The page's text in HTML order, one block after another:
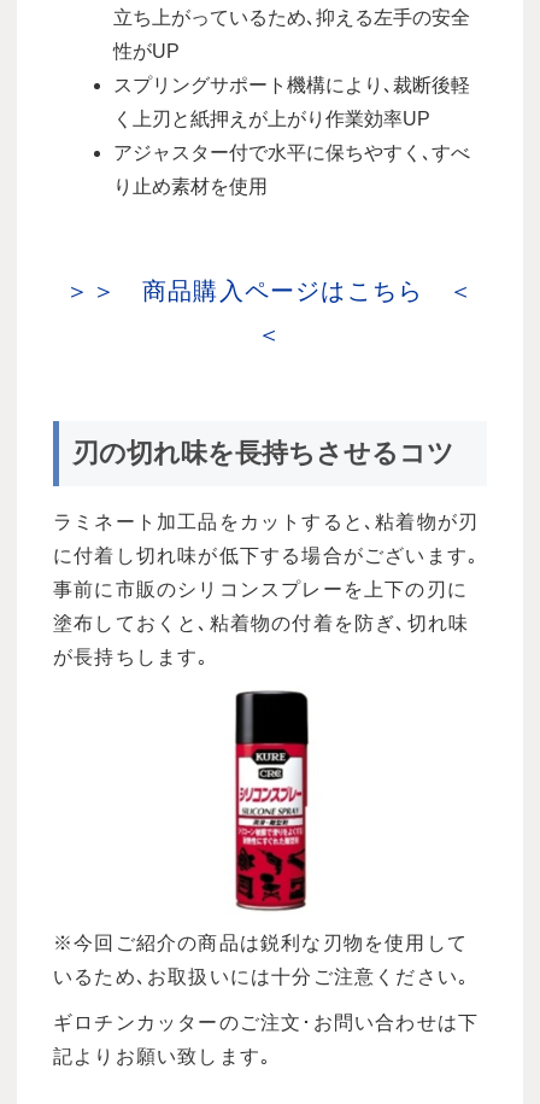
立ち上がっているため､抑える左手の安全
性がUP
スプリングサポート機構により､裁断後軽
く上刃と紙押えが上がり作業効率UP
アジャスター付で水平に保ちやすく､すべ
り止め素材を使用
＞＞ 商品購入ページはこちら ＜
＜
刃の切れ味を長持ちさせるコツ
ラミネート加工品をカットすると､粘着物が刃
に付着し切れ味が低下する場合がございます｡
事前に市販のシリコンスプレーを上下の刃に
塗布しておくと､粘着物の付着を防ぎ､切れ味
が長持ちします｡
※今回ご紹介の商品は鋭利な刃物を使用して
いるため､お取扱いには十分ご注意ください｡
ギロチンカッターのご注文･お問い合わせは下
記よりお願い致します｡